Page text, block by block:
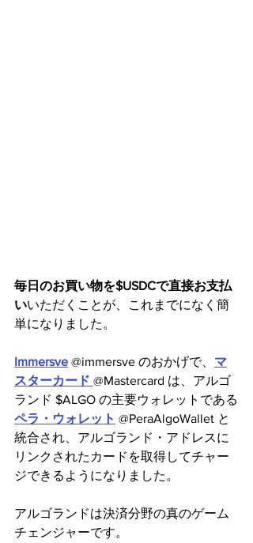
毎日のお買い物を$USDCで直接お支払
いいただくことが、これまでになく簡
単になりました。
Immersve @immersve のおかげで、 マ
スターカード @Mastercard は、アルゴ
ランド $ALGO の主要ウォレットである
ペラ・ウォレット @PeraAlgoWallet と
統合され、アルゴランド・アドレスに
リンクされたカードを取得してチャー
ジできるようになりました。
アルゴランドは決済分野の真のゲーム
チェンジャーです。